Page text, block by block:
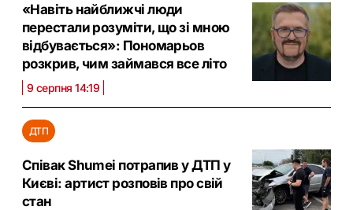
«Навіть найближчі люди
перестали розуміти, що зі мною
відбувається»: Пономарьов
розкрив, чим займався все літо
9 серпня 14:19
ДТП
Співак Shumei потрапив у ДТП у
Києві: артист розповів про свій
стан